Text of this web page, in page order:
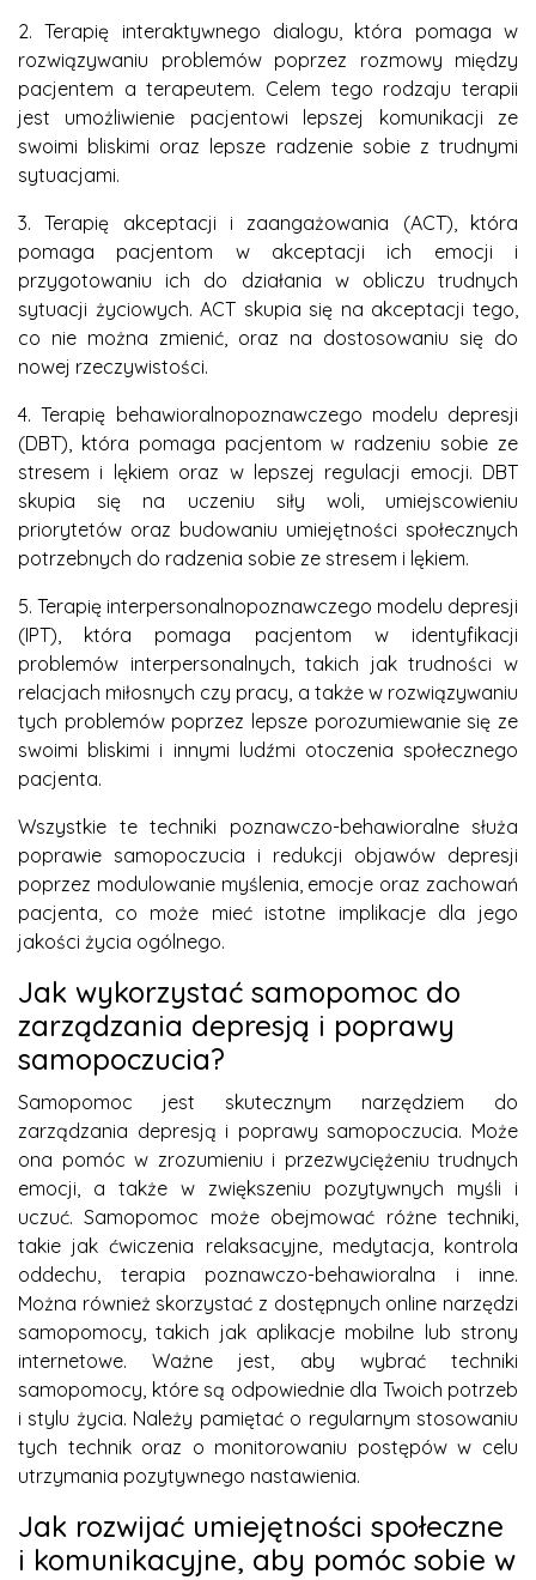
2. Terapię interaktywnego dialogu, która pomaga w
rozwiązywaniu problemów poprzez rozmowy między
pacjentem a terapeutem. Celem tego rodzaju terapii
jest umożliwienie pacjentowi lepszej komunikacji ze
swoimi bliskimi oraz lepsze radzenie sobie z trudnymi
sytuacjami.
3. Terapię akceptacji i zaangażowania (ACT), która
pomaga pacjentom w akceptacji ich emocji i
przygotowaniu ich do działania w obliczu trudnych
sytuacji życiowych. ACT skupia się na akceptacji tego,
co nie można zmienić, oraz na dostosowaniu się do
nowej rzeczywistości.
4. Terapię behawioralnopoznawczego modelu depresji
(DBT), która pomaga pacjentom w radzeniu sobie ze
stresem i lękiem oraz w lepszej regulacji emocji. DBT
skupia się na uczeniu siły woli, umiejscowieniu
priorytetów oraz budowaniu umiejętności społecznych
potrzebnych do radzenia sobie ze stresem i lękiem.
5. Terapię interpersonalnopoznawczego modelu depresji
(IPT), która pomaga pacjentom w identyfikacji
problemów interpersonalnych, takich jak trudności w
relacjach miłosnych czy pracy, a także w rozwiązywaniu
tych problemów poprzez lepsze porozumiewanie się ze
swoimi bliskimi i innymi ludźmi otoczenia społecznego
pacjenta.
Wszystkie te techniki poznawczo-behawioralne służa
poprawie samopoczucia i redukcji objawów depresji
poprzez modulowanie myślenia, emocje oraz zachowań
pacjenta, co może mieć istotne implikacje dla jego
jakości życia ogólnego.
Jak wykorzystać samopomoc do
zarządzania depresją i poprawy
samopoczucia?
Samopomoc jest skutecznym narzędziem do
zarządzania depresją i poprawy samopoczucia. Może
ona pomóc w zrozumieniu i przezwyciężeniu trudnych
emocji, a także w zwiększeniu pozytywnych myśli i
uczuć. Samopomoc może obejmować różne techniki,
takie jak ćwiczenia relaksacyjne, medytacja, kontrola
oddechu, terapia poznawczo-behawioralna i inne.
Można również skorzystać z dostępnych online narzędzi
samopomocy, takich jak aplikacje mobilne lub strony
internetowe. Ważne jest, aby wybrać techniki
samopomocy, które są odpowiednie dla Twoich potrzeb
i stylu życia. Należy pamiętać o regularnym stosowaniu
tych technik oraz o monitorowaniu postępów w celu
utrzymania pozytywnego nastawienia.
Jak rozwijać umiejętności społeczne
i komunikacyjne, aby pomóc sobie w